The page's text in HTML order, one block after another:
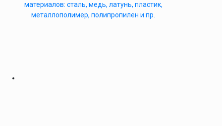
материалов: сталь, медь, латунь, пластик,
металлополимер, полипропилен и пр.